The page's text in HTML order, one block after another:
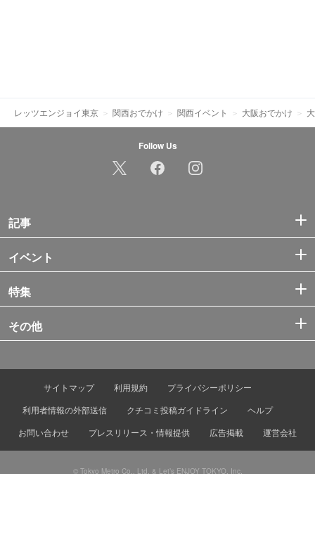
レッツエンジョイ東京 関西おでかけ 関西イベント 大阪おでかけ
Follow Us
記事
イベント
特集
その他
サイトマップ 利用規約
プライバシーポリシー
利用者情報の外部送信
クチコミ投稿ガイドライン
ヘルプ
お問い合わせ
プレスリリース・情報提供 広告掲載 運営会社
© Tokyo Metro Co., Ltd. & Let’s ENJOY TOKYO, Inc.